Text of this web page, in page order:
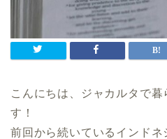
こんにちは、ジャカルタで
す！
前回から続いているインド